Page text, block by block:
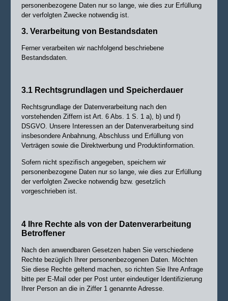
personenbezogene Daten nur so lange, wie dies zur Erfüllung
der verfolgten Zwecke notwendig ist.
3. Verarbeitung von Bestandsdaten
Ferner verarbeiten wir nachfolgend beschriebene
Bestandsdaten.
3.1 Rechtsgrundlagen und Speicherdauer
Rechtsgrundlage der Datenverarbeitung nach den
vorstehenden Ziffern ist Art. 6 Abs. 1 S. 1 a), b) und f)
DSGVO. Unsere Interessen an der Datenverarbeitung sind
insbesondere Anbahnung, Abschluss und Erfüllung von
Verträgen sowie die Direktwerbung und Produktinformation.
Sofern nicht spezifisch angegeben, speichern wir
personenbezogene Daten nur so lange, wie dies zur Erfüllung
der verfolgten Zwecke notwendig bzw. gesetzlich
vorgeschrieben ist.
4 Ihre Rechte als von der Datenverarbeitung
Betroffener
Nach den anwendbaren Gesetzen haben Sie verschiedene
Rechte bezüglich Ihrer personenbezogenen Daten. Möchten
Sie diese Rechte geltend machen, so richten Sie Ihre Anfrage
bitte per E-Mail oder per Post unter eindeutiger Identifizierung
Ihrer Person an die in Ziffer 1 genannte Adresse.